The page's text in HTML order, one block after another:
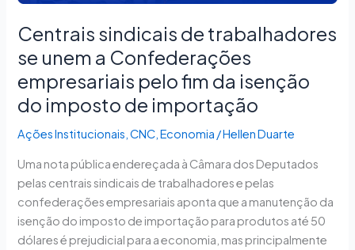
Centrais sindicais de trabalhadores
se unem a Confederações
empresariais pelo fim da isenção
do imposto de importação
Ações Institucionais,CNC,Economia /Hellen Duarte
Uma nota pública endereçada à Câmara dos Deputados
pelas centrais sindicais de trabalhadores e pelas
confederações empresariais aponta que a manutenção da
isenção do imposto de importação para produtos até 50
dólares é prejudicial para a economia, mas principalmente
Confederações
pelo
fim
da
isenção
do
imposto
de
importação